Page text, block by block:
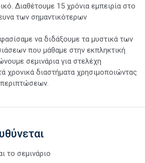
Διαθέτουμε 15 χρόνια εμπειρία στο
των σημαντικότερων
να διδάξουμε τα μυστικά των
που μάθαμε στην εκπληκτική
σεμινάρια για στελέχη
χρονικά διαστήματα χρησιμοποιώντας
το σεμινάριο